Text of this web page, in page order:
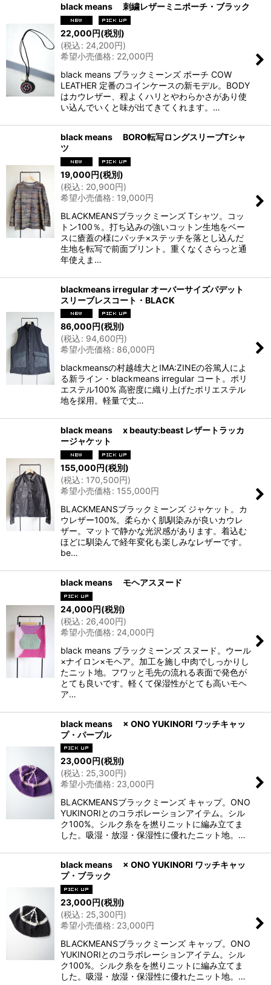
black means 刺繍レザーミニポーチ・ブラック
22,000円(税別)
(税込: 24,200円)
希望小売価格: 22,000円
black means ブラックミーンズ ポーチ COW
LEATHER 定番のコインケースの新モデル。BODY
はカウレザー、程よくハリとやわらかさがあり使
い込んでいくと味が出てきてくれます。…
black means BORO転写ロングスリーブTシャ
ツ
19,000円(税別)
(税込: 20,900円)
希望小売価格: 19,000円
BLACKMEANSブラックミーンズ Tシャツ。コッ
トン100％。打ち込みの強いコットン生地をベー
スに瘡蓋の様にパッチ×ステッチを落とし込んだ
生地を転写で前面プリント。重くなくさらっと通
年使えま…
blackmeans irregular オーバーサイズパデット
スリーブレスコート・BLACK
86,000円(税別)
(税込: 94,600円)
希望小売価格: 86,000円
blackmeansの村越雄大とIMA:ZINEの谷篤人によ
る新ライン・blackmeans irregular コート。ポリ
エステル100% 高密度に織り上げたポリエステル
地を採用。軽量で丈…
black means x beauty:beast レザートラッカ
ージャケット
155,000円(税別)
(税込: 170,500円)
希望小売価格: 155,000円
BLACKMEANSブラックミーンズ ジャケット。カ
ウレザー100%。柔らかく肌馴染みが良いカウレ
ザー。マットで静かな光沢感があります。着込む
ほどに馴染んで経年変化も楽しみなレザーです。
be…
black means モヘアスヌード
24,000円(税別)
(税込: 26,400円)
希望小売価格: 24,000円
black means ブラックミーンズ スヌード。ウール
×ナイロン×モヘア。加工を施し中肉でしっかりし
たニット地。フワッと毛先の流れる表面で発色が
とても良いです。軽くて保湿性がとても高いモヘ
ア…
black means × ONO YUKINORI ワッチキャッ
プ・パープル
23,000円(税別)
(税込: 25,300円)
希望小売価格: 23,000円
BLACKMEANSブラックミーンズ キャップ。ONO
YUKINORIとのコラボレーションアイテム。シル
ク100%。シルク糸をを撚りニットに編み立てま
した。吸湿・放湿・保湿性に優れたニット地。…
black means × ONO YUKINORI ワッチキャッ
プ・ブラック
23,000円(税別)
(税込: 25,300円)
希望小売価格: 23,000円
BLACKMEANSブラックミーンズ キャップ。ONO
YUKINORIとのコラボレーションアイテム。シル
ク100%。シルク糸をを撚りニットに編み立てま
した。吸湿・放湿・保湿性に優れたニット地。…